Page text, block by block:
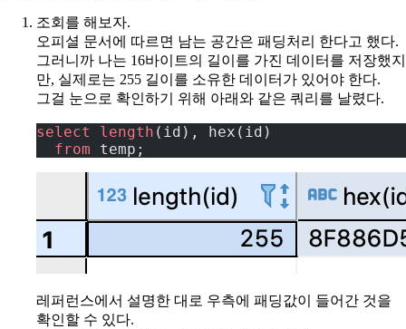
조회를 해보자.
오피셜 문서에 따르면 남는 공간은 패딩처리 한다고 했다.
그러니까 나는 16바이트의 길이를 가진 데이터를 저장했지
만, 실제로는 255 길이를 소유한 데이터가 있어야 한다.
그걸 눈으로 확인하기 위해 아래와 같은 쿼리를 날렸다.
select length (id), hex(id)
  from
temp;
레퍼런스에서 설명한 대로 우측에 패딩값이 들어간 것을
확인할 수 있다.